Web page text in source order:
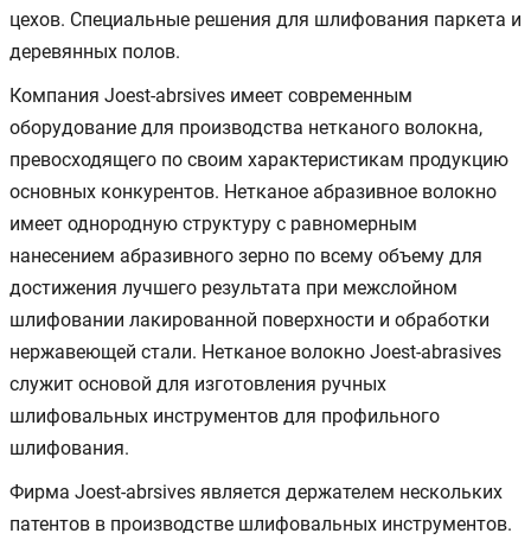
цехов. Специальные решения для шлифования паркета и
деревянных полов.
Компания Joest-abrsives имеет современным
оборудование для производства нетканого волокна,
превосходящего по своим характеристикам продукцию
основных конкурентов. Нетканое абразивное волокно
имеет однородную структуру с равномерным
нанесением абразивного зерно по всему объему для
достижения лучшего результата при межслойном
шлифовании лакированной поверхности и обработки
нержавеющей стали. Нетканое волокно Joest-abrasives
служит основой для изготовления ручных
шлифовальных инструментов для профильного
шлифования.
Фирма Joest-abrsives является держателем нескольких
патентов в производстве шлифовальных инструментов.